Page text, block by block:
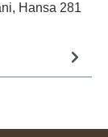
Hansa 281